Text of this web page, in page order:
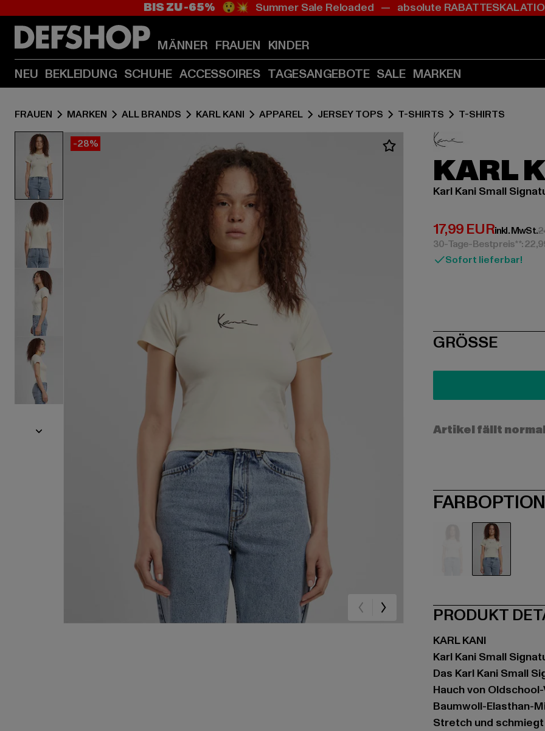
Zum
(Enter
drücken)
Zum
(Enter
drücken)
BIS ZU -65% 😲💥 Summer Sale Reloaded — absolute
MÄNNER FRAUEN KINDER
NEU BEKLEIDUNG SCHUHE ACCESSOIRES TAGESANGEBOTE SALE MARKEN
FRAUEN MARKEN ALL BRANDS KARL KANI APPAREL JERSEY TOPS T-SHIRTS T-SHIRTS
-28%
KARL
Karl Kani Small
17,99 EUR
Derzeitiger Preis:
inkl. MwSt.
30-Tage-Bestpreis**:
Sofort lieferbar!
SIZE
GRÖSSE
Artikel fällt
PRODUKT
KARL KANI
Karl Kani Small
Das Karl Kani Small
Hauch von
Baumwoll-Elasthan-
Stretch und